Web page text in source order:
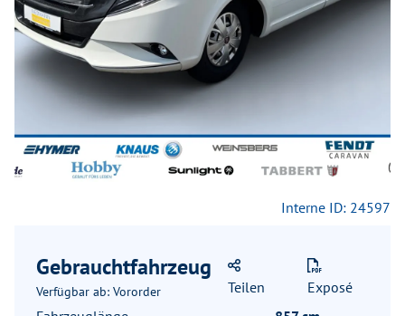
Interne ID: 24597
Gebrauchtfahrzeug
Verfügbar ab: Vororder Teilen
Exposé